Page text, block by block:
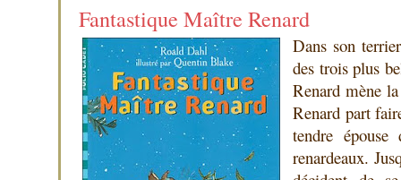
Fantastique Maître Renard
Dans son
des trois plus
Renard mène
Renard part
tendre
renardeaux.